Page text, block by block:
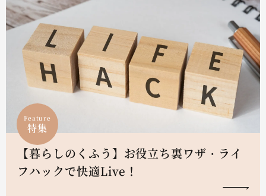
Feature
特集
【暮らしのくふう】お役立ち裏ワザ・ライ
フハックで快適Live！